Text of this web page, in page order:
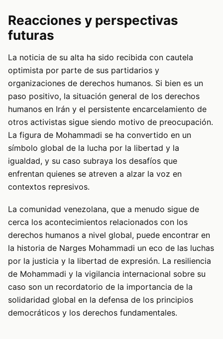
Reacciones y perspectivas
futuras
La noticia de su alta ha sido recibida con cautela
optimista por parte de sus partidarios y
organizaciones de derechos humanos. Si bien es un
paso positivo, la situación general de los derechos
humanos en Irán y el persistente encarcelamiento de
otros activistas sigue siendo motivo de preocupación.
La figura de Mohammadi se ha convertido en un
símbolo global de la lucha por la libertad y la
igualdad, y su caso subraya los desafíos que
enfrentan quienes se atreven a alzar la voz en
contextos represivos.
La comunidad venezolana, que a menudo sigue de
cerca los acontecimientos relacionados con los
derechos humanos a nivel global, puede encontrar en
la historia de Narges Mohammadi un eco de las luchas
por la justicia y la libertad de expresión. La resiliencia
de Mohammadi y la vigilancia internacional sobre su
caso son un recordatorio de la importancia de la
solidaridad global en la defensa de los principios
democráticos y los derechos fundamentales.